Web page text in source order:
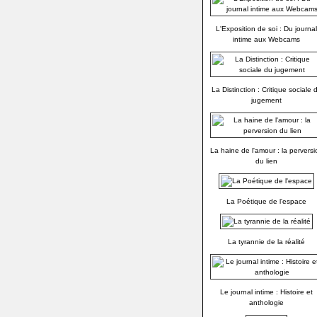
L'Exposition de soi : Du journal
intime aux Webcams
La Distinction : Critique sociale
jugement
La haine de l'amour : la
du lien
La Poétique de l'espace
La tyrannie de la réalité
Le journal intime : Histoire et
anthologie